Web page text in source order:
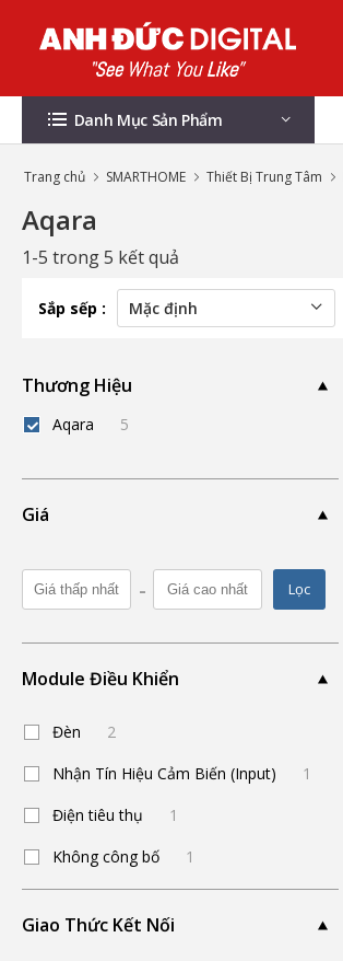
Danh Mục Sản Phẩm
Trang chủ SMARTHOME Thiết Bị Trung Tâm
Aqara
1-5 trong 5 kết quả
Sắp sếp :
Thương Hiệu
Aqara 5
Giá
- Lọc
Module Điều Khiển
Đèn
2
Nhận Tín Hiệu Cảm Biến (Input)
1
Điện tiêu thụ
1
Không công bố
1
Giao Thức Kết Nối